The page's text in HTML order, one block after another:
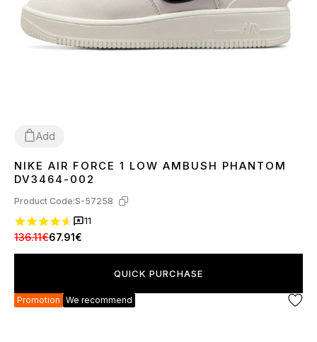
Add
3639 40 41 42434445
NIKE AIR FORCE 1 LOW AMBUSH PHANTOM
DV3464-002
Product Code:S-57258
11
136.11€67.91€
QUICK PURCHASE
Promotion We recommend